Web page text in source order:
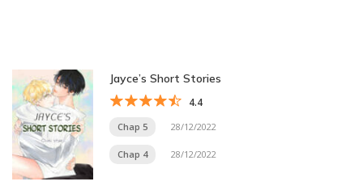
Jayce’s Short Stories
4.4
Chap 5 28/12/2022
Chap 4 28/12/2022